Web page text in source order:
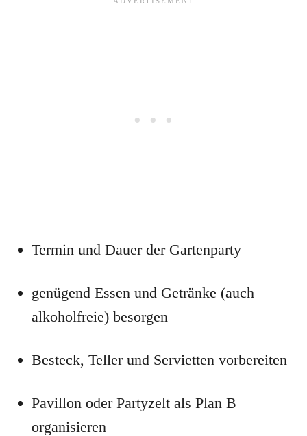
Termin und Dauer der Gartenparty
genügend Essen und Getränke (auch
alkoholfreie) besorgen
Besteck, Teller und Servietten vorbereiten
Pavillon oder Partyzelt als Plan B
organisieren